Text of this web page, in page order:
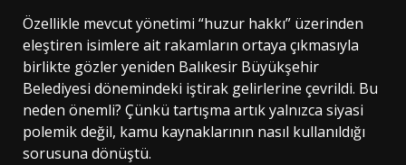
Özellikle mevcut yönetimi “huzur hakkı” üzerinden
eleştiren isimlere ait rakamların ortaya çıkmasıyla
birlikte gözler yeniden Balıkesir Büyükşehir
Belediyesi dönemindeki iştirak gelirlerine çevrildi. Bu
neden önemli? Çünkü tartışma artık yalnızca siyasi
polemik değil, kamu kaynaklarının nasıl kullanıldığı
sorusuna dönüştü.